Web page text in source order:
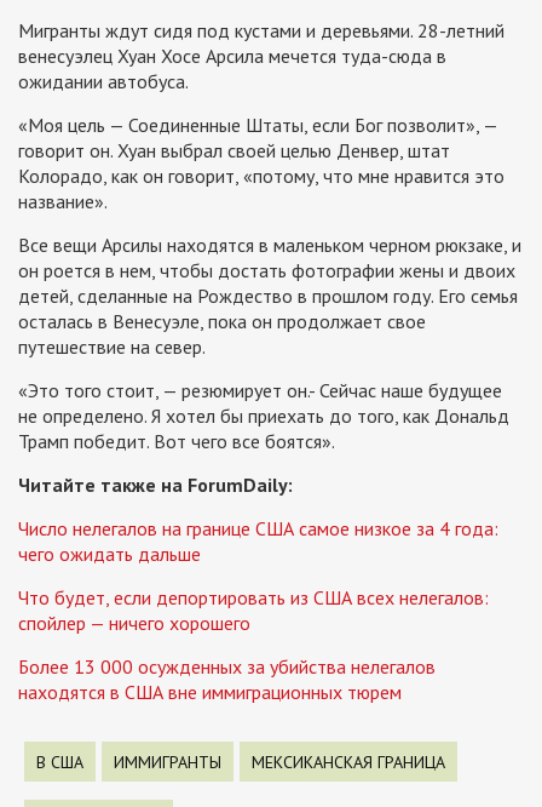
Мигранты ждут сидя под кустами и деревьями. 28-летний
венесуэлец Хуан Хосе Арсила мечется туда-сюда в
ожидании автобуса.
«Моя цель — Соединенные Штаты, если Бог позволит», —
говорит он. Хуан выбрал своей целью Денвер, штат
Колорадо, как он говорит, «потому, что мне нравится это
название».
Все вещи Арсилы находятся в маленьком черном рюкзаке, и
он роется в нем, чтобы достать фотографии жены и двоих
детей, сделанные на Рождество в прошлом году. Его семья
осталась в Венесуэле, пока он продолжает свое
путешествие на север.
«Это того стоит, — резюмирует он.- Сейчас наше будущее
не определено. Я хотел бы приехать до того, как Дональд
Трамп победит. Вот чего все боятся».
Читайте также на ForumDaily:
Число нелегалов на границе США самое низкое за 4 года:
чего ожидать дальше
Что будет, если депортировать из США всех нелегалов:
спойлер — ничего хорошего
Более 13 000 осужденных за убийства нелегалов
находятся в США вне иммиграционных тюрем
В США ИММИГРАНТЫ МЕКСИКАНСКАЯ ГРАНИЦА